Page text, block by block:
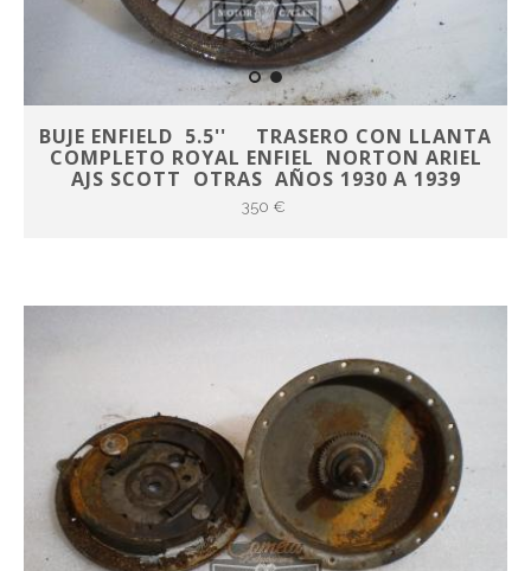
BUJE ENFIELD 5.5'' TRASERO CON LLANTA
COMPLETO ROYAL ENFIEL NORTON ARIEL
AJS SCOTT OTRAS AÑOS 1930 A 1939
350 €